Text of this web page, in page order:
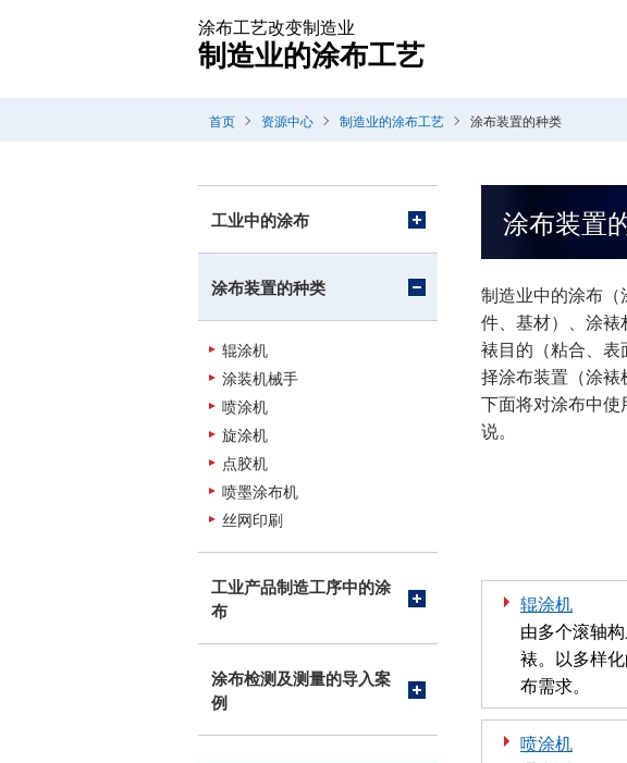
涂布工艺改变制造业
制造业的涂布工艺
首页 资源中心 制造业的涂布工艺 涂布装置的种类
涂布装置
制造业中的涂布
件、基材）、涂
裱目的（粘合、
择涂布装置（涂裱
下面将对涂布中
说。
辊涂机
由多个滚轴
裱。以多样
布需求。
喷涂机
工业中的涂布
涂布装置的种类
辊涂机
涂装机械手
喷涂机
旋涂机
点胶机
喷墨涂布机
丝网印刷
工业产品制造工序中的涂
布
涂布检测及测量的导入案
例